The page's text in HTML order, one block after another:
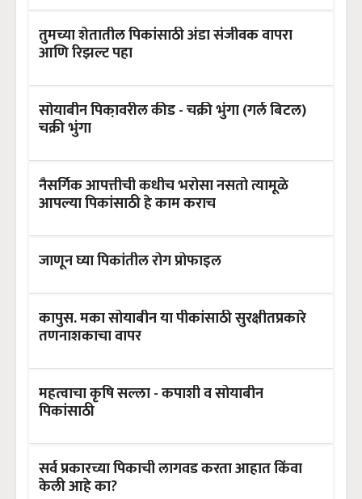
तुमच्या शेतातील पिकांसाठी अंडा संजीवक वापरा
आणि रिझल्ट पहा
सोयाबीन पिका़वरील कीड - चक्री भुंगा (गर्ल बिटल)
चक्री भुंगा
नैसर्गिक आपत्तीची कधीच भरोसा नसतो त्यामूळे
आपल्या पिकांसाठी हे काम कराच
जाणून घ्या पिकांतील रोग प्रोफाइल
कापुस. मका सोयाबीन या पीकांसाठी सुरक्षीतप्रकारे
तणनाशकाचा वापर
महत्वाचा कृषि सल्ला - कपाशी व सोयाबीन
पिकांसाठी
सर्व प्रकारच्या पिकाची लागवड करता आहात किंवा
केली आहे का?